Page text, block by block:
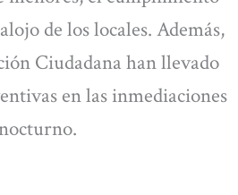
de los locales. Además,
Ciudadana han llevado
en las inmediaciones